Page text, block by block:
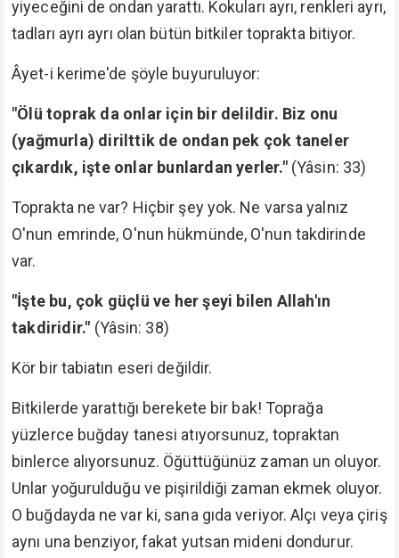
yiyeceğini de ondan yarattı. Kokuları ayrı, renkleri ayrı,
tadları ayrı ayrı olan bütün bitkiler toprakta bitiyor.
Âyet-i kerime'de şöyle buyuruluyor:
"Ölü toprak da onlar için bir delildir. Biz onu
(yağmurla) dirilttik de ondan pek çok taneler
çıkardık, işte onlar bunlardan yerler." (Yâsin: 33)
Toprakta ne var? Hiçbir şey yok. Ne varsa yalnız
O'nun emrinde, O'nun hükmünde, O'nun takdirinde
var.
"İşte bu, çok güçlü ve her şeyi bilen Allah'ın
takdiridir." (Yâsin: 38)
Kör bir tabiatın eseri değildir.
Bitkilerde yarattığı berekete bir bak! Toprağa
yüzlerce buğday tanesi atıyorsunuz, topraktan
binlerce alıyorsunuz. Öğüttüğünüz zaman un oluyor.
Unlar yoğurulduğu ve pişirildiği zaman ekmek oluyor.
O buğdayda ne var ki, sana gıda veriyor. Alçı veya çiriş
aynı una benziyor, fakat yutsan mideni dondurur.